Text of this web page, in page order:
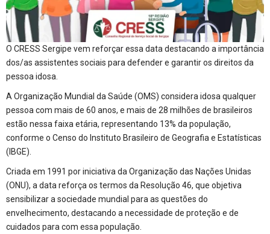
O CRESS Sergipe vem reforçar essa data destacando a importância
dos/as assistentes sociais para defender e garantir os direitos da
pessoa idosa.
A Organização Mundial da Saúde (OMS) considera idosa qualquer
pessoa com mais de 60 anos, e mais de 28 milhões de brasileiros
estão nessa faixa etária, representando 13% da população,
conforme o Censo do Instituto Brasileiro de Geografia e Estatísticas
(IBGE).
Criada em 1991 por iniciativa da Organização das Nações Unidas
(ONU), a data reforça os termos da Resolução 46, que objetiva
sensibilizar a sociedade mundial para as questões do
envelhecimento, destacando a necessidade de proteção e de
cuidados para com essa população.